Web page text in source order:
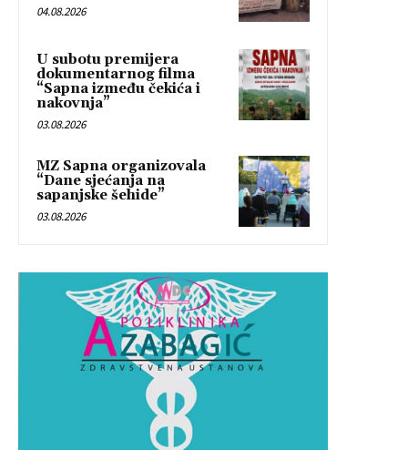
04.08.2026
U subotu premijera
dokumentarnog filma
“Sapna između čekića i
nakovnja”
03.08.2026
MZ Sapna organizovala
“Dane sjećanja na
sapanjske šehide”
03.08.2026